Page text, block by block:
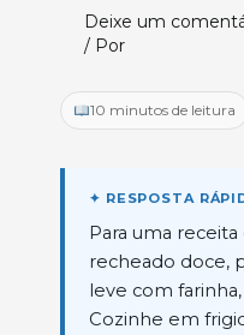
Deixe um
/ Por
10 minutos de leitura
Para uma
recheado doce,
leve com
Cozinhe em